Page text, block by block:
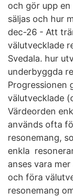
och gör upp
säljas och hur
dec-26 - Att
välutvecklade
Svedala. hur
underbyggda
Progressionen
välutvecklade
Värdeorden
används ofta
resonemang,
enkla
anses vara
och föra
resonemang